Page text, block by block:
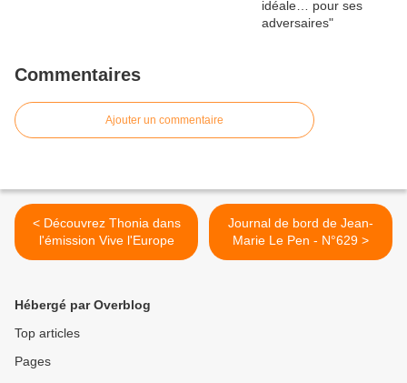
Commentaires
Ajouter un commentaire
< Découvrez Thonia dans
l'émission Vive l'Europe
Journal de bord de Jean-
Marie Le Pen - N°629 >
Hébergé par Overblog
Top articles
Pages